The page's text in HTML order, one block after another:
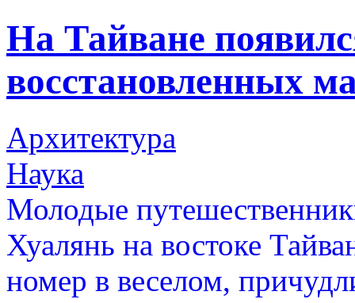
На Тайване
восстановленных
Архитектура
Наука
Молодые
Хуалянь на востоке
номер в веселом,